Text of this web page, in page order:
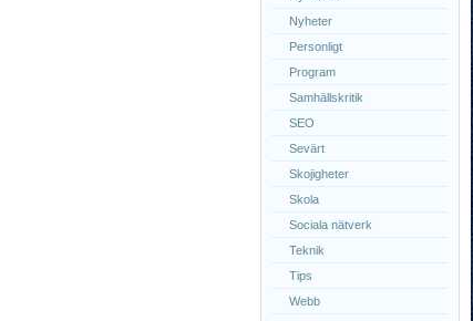
Nyheter
Personligt
Program
Samhällskritik
SEO
Sevärt
Skojigheter
Skola
Sociala nätverk
Teknik
Tips
Webb